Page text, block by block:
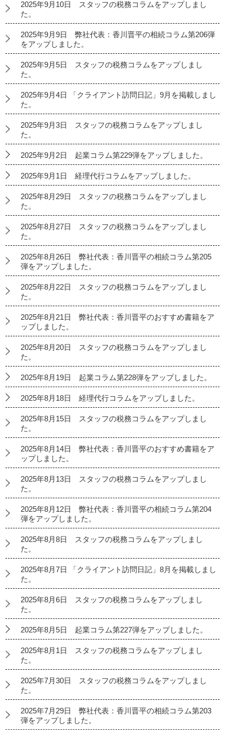
2025年9月10日 スタッフの税務コラムをアップしまし
た。
2025年9月9日 弊社代表：香川晋平の相続コラム第206弾
をアップしました。
2025年9月5日 スタッフの税務コラムをアップしまし
た。
2025年9月4日 「クライアント訪問日記」9月を掲載しまし
た。
2025年9月3日 スタッフの税務コラムをアップしまし
た。
2025年9月2日 起業コラム第229弾をアップしました。
2025年9月1日 経理代行コラムをアップしました。
2025年8月29日 スタッフの税務コラムをアップしまし
た。
2025年8月27日 スタッフの税務コラムをアップしまし
た。
2025年8月26日 弊社代表：香川晋平の相続コラム第205
弾をアップしました。
2025年8月22日 スタッフの税務コラムをアップしまし
た。
2025年8月21日 弊社代表：香川晋平のおすすめ書籍をア
ップしました。
2025年8月20日 スタッフの税務コラムをアップしまし
た。
2025年8月19日 起業コラム第228弾をアップしました。
2025年8月18日 経理代行コラムをアップしました。
2025年8月15日 スタッフの税務コラムをアップしまし
た。
2025年8月14日 弊社代表：香川晋平のおすすめ書籍をア
ップしました。
2025年8月13日 スタッフの税務コラムをアップしまし
た。
2025年8月12日 弊社代表：香川晋平の相続コラム第204
弾をアップしました。
2025年8月8日 スタッフの税務コラムをアップしまし
た。
2025年8月7日 「クライアント訪問日記」8月を掲載しまし
た。
2025年8月6日 スタッフの税務コラムをアップしまし
た。
2025年8月5日 起業コラム第227弾をアップしました。
2025年8月1日 スタッフの税務コラムをアップしまし
た。
2025年7月30日 スタッフの税務コラムをアップしまし
た。
2025年7月29日 弊社代表：香川晋平の相続コラム第203
弾をアップしました。